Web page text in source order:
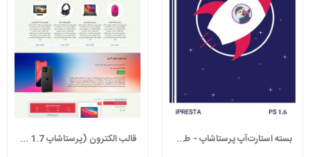
بسته استارت‌آپ پرستاشاپ - طلایی (قالب +... قالب الکترون (پرستاشاپ 1.7 و 8)